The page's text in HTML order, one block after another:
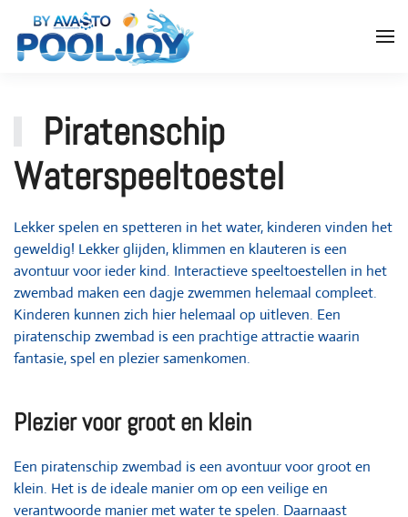
Piratenschip
Waterspeeltoestel
Lekker spelen en spetteren in het water, kinderen vinden het
geweldig! Lekker glijden, klimmen en klauteren is een
avontuur voor ieder kind. Interactieve speeltoestellen in het
zwembad maken een dagje zwemmen helemaal compleet.
Kinderen kunnen zich hier helemaal op uitleven. Een
piratenschip zwembad is een prachtige attractie waarin
fantasie, spel en plezier samenkomen.
Plezier voor groot en klein
Een piratenschip zwembad is een avontuur voor groot en
klein. Het is de ideale manier om op een veilige en
verantwoorde manier met water te spelen. Daarnaast